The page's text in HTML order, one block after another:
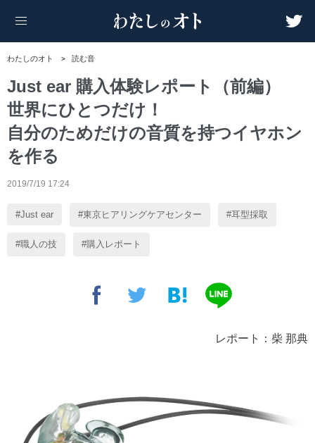
わたしのオト 読む音
Just ear 購入体験レポート（前編）
世界にひとつだけ！
自分のためだけの音質を持つイヤホン
を作る
2019/7/19 17:24
Just ear 東京ヒアリングケアセンター 耳型採取
職人の技 購入レポート
レポート：柴 那典